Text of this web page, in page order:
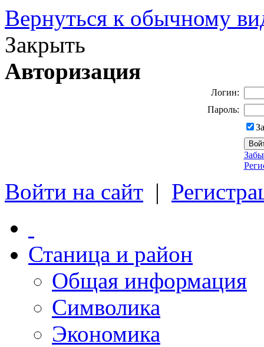
Вернуться к обычному
Закрыть
Авторизация
Логин:
Пароль:
Войти на сайт |
Станица и район
Общая информация
Символика
Экономика